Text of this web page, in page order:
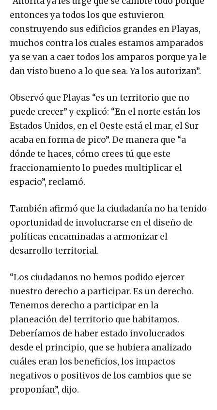
entonces ya todos los que estuvieron
construyendo sus edificios grandes en Playas,
muchos contra los cuales estamos amparados
ya se van a caer todos los amparos porque ya le
dan visto bueno a lo que sea. Ya los autorizan”.
Observó que Playas “es un territorio que no
puede crecer” y explicó: “En el norte están los
Estados Unidos, en el Oeste está el mar, el Sur
acaba en forma de pico”. De manera que “a
dónde te haces, cómo crees tú que este
fraccionamiento lo puedes multiplicar el
espacio”, reclamó.
También afirmó que la ciudadanía no ha tenido
oportunidad de involucrarse en el diseño de
políticas encaminadas a armonizar el
desarrollo territorial.
“Los ciudadanos no hemos podido ejercer
nuestro derecho a participar. Es un derecho.
Tenemos derecho a participar en la
planeación del territorio que habitamos.
Deberíamos de haber estado involucrados
desde el principio, que se hubiera analizado
cuáles eran los beneficios, los impactos
negativos o positivos de los cambios que se
proponían”, dijo.